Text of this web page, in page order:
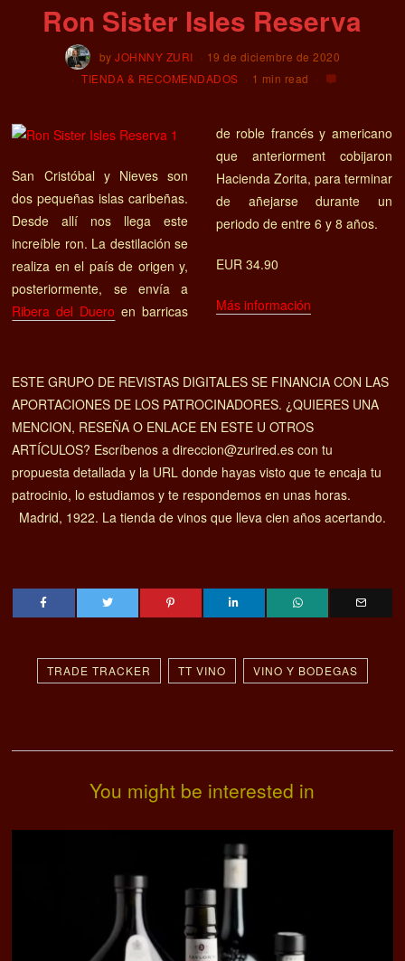
Ron Sister Isles Reserva
byJOHNNY ZURI
19 de diciembre de 2020
TIENDA & RECOMENDADOS
1 min read
San Cristóbal y Nieves son
dos pequeñas islas caribeñas.
Desde allí nos llega este
increíble ron. La destilación se
realiza en el país de origen y,
posteriormente, se envía a
Ribera del Duero en barricas
de roble francés y americano
que anteriorment cobijaron
Hacienda Zorita, para terminar
de añejarse durante un
periodo de entre 6 y 8 años.
EUR 34.90
Más información
ESTE GRUPO DE REVISTAS DIGITALES SE FINANCIA CON LAS
APORTACIONES DE LOS PATROCINADORES. ¿QUIERES UNA
MENCION, RESEÑA O ENLACE EN ESTE U OTROS
ARTÍCULOS? Escríbenos a direccion@zurired.es con tu
propuesta detallada y la URL donde hayas visto que te encaja tu
patrocinio, lo estudiamos y te respondemos en unas horas.
Madrid, 1922. La tienda de vinos que lleva cien años acertando.
TRADE TRACKER TT VINO VINO Y BODEGAS
You might be interested in